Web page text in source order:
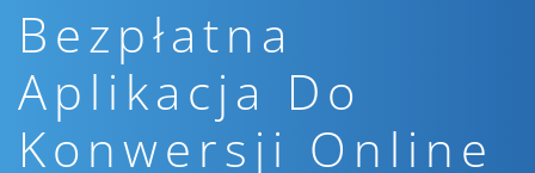
Bezpłatna
Aplikacja Do
Konwersji Online